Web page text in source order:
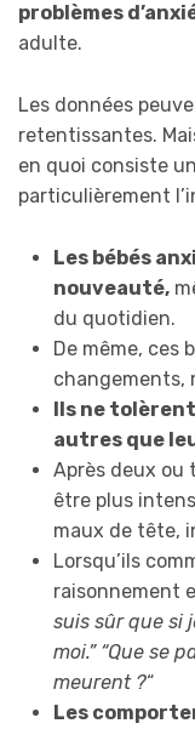
problèmes
adulte.
Les données
retentissantes.
en quoi consiste
particulièrement
Les bébés
nouveauté,
du quotidien.
De même, ces
changements,
Ils ne tolèrent
autres que
Après deux ou
être plus
maux de tête,
Lorsqu’ils
raisonnement
suis sûr que si
moi.” “Que se
meurent ?“
Les